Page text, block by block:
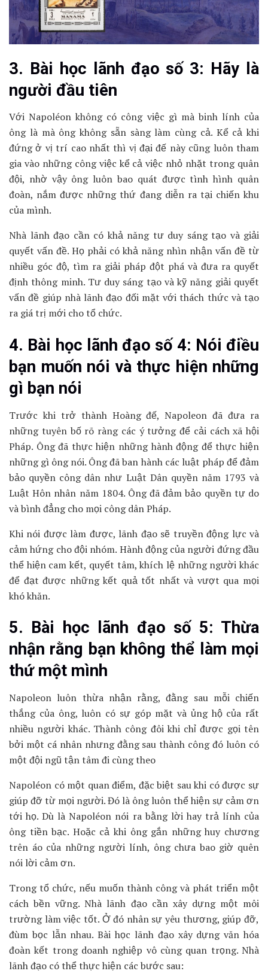
3. Bài học lãnh đạo số 3: Hãy là
người đầu tiên
Với Napoléon không có công việc gì mà binh lính của
ông là mà ông không sẵn sàng làm cùng cả. Kể cả khi
đứng ở vị trí cao nhất thì vị đại đế này cũng luôn tham
gia vào những công việc kể cả việc nhỏ nhặt trong quân
đội, nhờ vậy ông luôn bao quát được tình hình quân
đoàn, nắm được những thứ đang diễn ra tại chiến khu
của mình.
Nhà lãnh đạo cần có khả năng tư duy sáng tạo và giải
quyết vấn đề. Họ phải có khả năng nhìn nhận vấn đề từ
nhiều góc độ, tìm ra giải pháp đột phá và đưa ra quyết
định thông minh. Tư duy sáng tạo và kỹ năng giải quyết
vấn đề giúp nhà lãnh đạo đối mặt với thách thức và tạo
ra giá trị mới cho tổ chức.
4. Bài học lãnh đạo số 4: Nói điều
bạn muốn nói và thực hiện những
gì bạn nói
Trước khi trở thành Hoàng đế, Napoleon đã đưa ra
những tuyên bố rõ ràng các ý tưởng để cải cách xã hội
Pháp. Ông đã thực hiện những hành động để thực hiện
những gì ông nói. Ông đã ban hành các luật pháp để đảm
bảo quyền công dân như Luật Dân quyền năm 1793 và
Luật Hôn nhân năm 1804. Ông đã đảm bảo quyền tự do
và bình đẳng cho mọi công dân Pháp.
Khi nói được làm được, lãnh đạo sẽ truyền động lực và
cảm hứng cho đội nhóm. Hành động của người đứng đầu
thể hiện cam kết, quyết tâm, khích lệ những người khác
để đạt được những kết quả tốt nhất và vượt qua mọi
khó khăn.
5. Bài học lãnh đạo số 5: Thừa
nhận rằng bạn không thể làm mọi
thứ một mình
Napoleon luôn thừa nhận rằng, đằng sau mỗi chiến
thắng của ông, luôn có sự góp mặt và ủng hộ của rất
nhiều người khác. Thành công đôi khi chỉ được gọi tên
bởi một cá nhân nhưng đằng sau thành công đó luôn có
một đội ngũ tận tâm đi cùng theo
Napoléon có một quan điểm, đặc biệt sau khi có được sự
giúp đỡ từ mọi người. Đó là ông luôn thể hiện sự cảm ơn
tới họ. Dù là Napoléon nói ra bằng lời hay trả lính của
ông tiền bạc. Hoặc cả khi ông gắn những huy chương
trên áo của những người lính, ông chưa bao giờ quên
nói lời cảm ơn.
Trong tổ chức, nếu muốn thành công và phát triển một
cách bền vững. Nhà lãnh đạo cần xây dựng một môi
trường làm việc tốt. Ở đó nhân sự yêu thương, giúp đỡ,
đùm bọc lẫn nhau. Bài học lãnh đạo xây dựng văn hóa
đoàn kết trong doanh nghiệp vô cùng quan trọng. Nhà
lãnh đạo có thể thực hiện các bước sau: